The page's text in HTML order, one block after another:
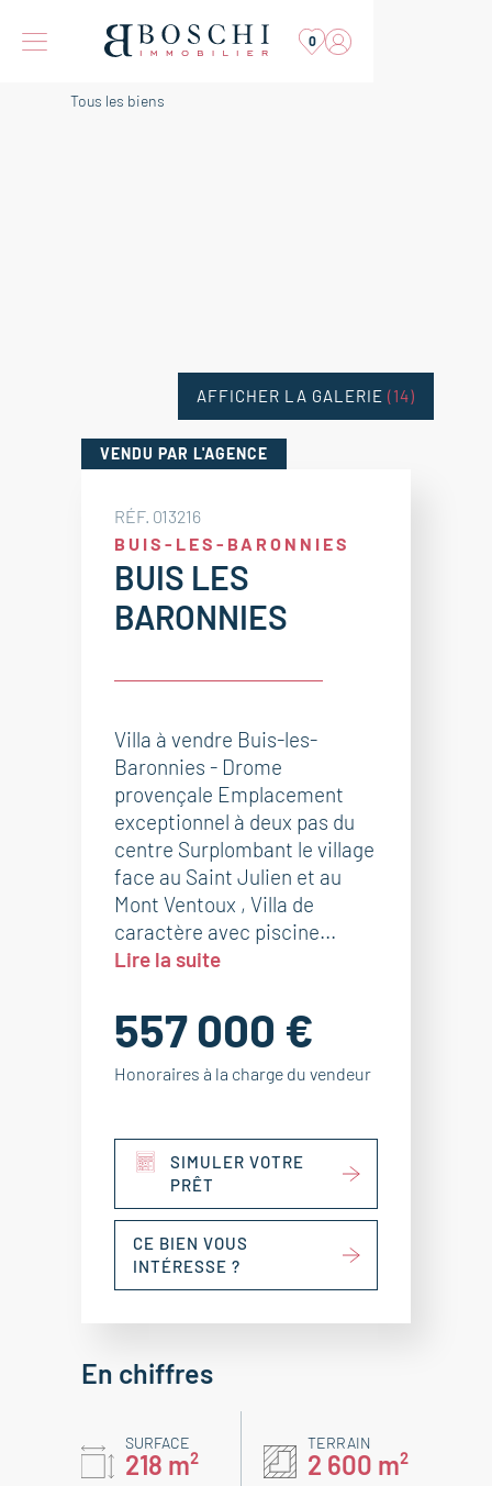
0
Tous les biens
VENDU PAR L'AGENCE
RÉF. 013216
BUIS-LES-BARONNIES
BUIS LES
BARONNIES
Villa à vendre Buis-les-
Baronnies - Drome
provençale Emplacement
exceptionnel à deux pas du
centre Surplombant le village
face au Saint Julien et au
Mont Ventoux , Villa de
caractère avec piscine...
Lire la suite
557 000 €
Honoraires à la charge du vendeur
SIMULER VOTRE
PRÊT
CE BIEN VOUS
INTÉRESSE ?
AFFICHER LA GALERIE (14)
En chiffres
SURFACE
218 m²
TERRAIN
2 600 m²